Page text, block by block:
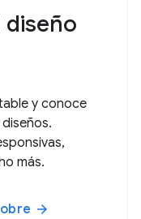
y conoce
más.
arrow_forward